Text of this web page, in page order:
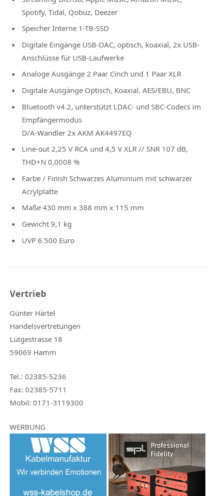
Spotify, Tidal, Qobuz, Deezer
Speicher Interne 1-TB-SSD
Digitale Eingänge USB-DAC, optisch, koaxial, 2x USB-
Anschlüsse für USB-Laufwerke
Analoge Ausgänge 2 Paar Cinch und 1 Paar XLR
Digitale Ausgänge Optisch, Koaxial, AES/EBU, BNC
Bluetooth v4.2, unterstützt LDAC- und SBC-Codecs im
Empfängermodus
D/A-Wandler 2x AKM AK4497EQ
Line-out 2,25 V RCA und 4,5 V XLR // SNR 107 dB,
THD+N 0,0008 %
Farbe / Finish Schwarzes Aluminium mit schwarzer
Acrylplatte
Maße 430 mm x 388 mm x 115 mm
Gewicht 9,1 kg
UVP 6.500 Euro
Vertrieb
Günter Härtel
Handelsvertretungen
Lütgestrasse 18
59069 Hamm
Tel.: 02385-5236
Fax: 02385-5711
Mobil: 0171-3119300
WERBUNG